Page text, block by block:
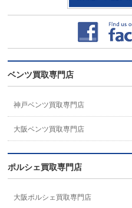
ベンツ買取専門店
神戸ベンツ買取専門店
大阪ベンツ買取専門店
ポルシェ買取専門店
大阪ポルシェ買取専門店